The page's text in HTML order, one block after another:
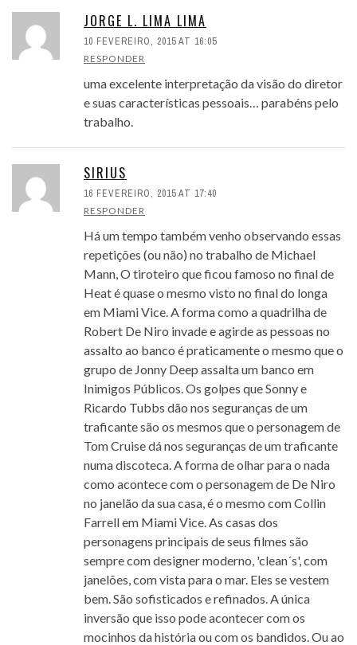
JORGE L. LIMA LIMA
10 FEVEREIRO, 2015 AT 16:05
RESPONDER
uma excelente interpretação da visão do diretor
e suas características pessoais… parabéns pelo
trabalho.
SIRIUS
16 FEVEREIRO, 2015 AT 17:40
RESPONDER
Há um tempo também venho observando essas
repetições (ou não) no trabalho de Michael
Mann, O tiroteiro que ficou famoso no final de
Heat é quase o mesmo visto no final do longa
em Miami Vice. A forma como a quadrilha de
Robert De Niro invade e agirde as pessoas no
assalto ao banco é praticamente o mesmo que o
grupo de Jonny Deep assalta um banco em
Inimigos Públicos. Os golpes que Sonny e
Ricardo Tubbs dão nos seguranças de um
traficante são os mesmos que o personagem de
Tom Cruise dá nos seguranças de um traficante
numa discoteca. A forma de olhar para o nada
como acontece com o personagem de De Niro
no janelão da sua casa, é o mesmo com Collin
Farrell em Miami Vice. As casas dos
personagens principais de seus filmes são
sempre com designer moderno, 'clean´s', com
janelões, com vista para o mar. Eles se vestem
bem. São sofisticados e refinados. A única
inversão que isso pode acontecer com os
mocinhos da história ou com os bandidos. Ou ao